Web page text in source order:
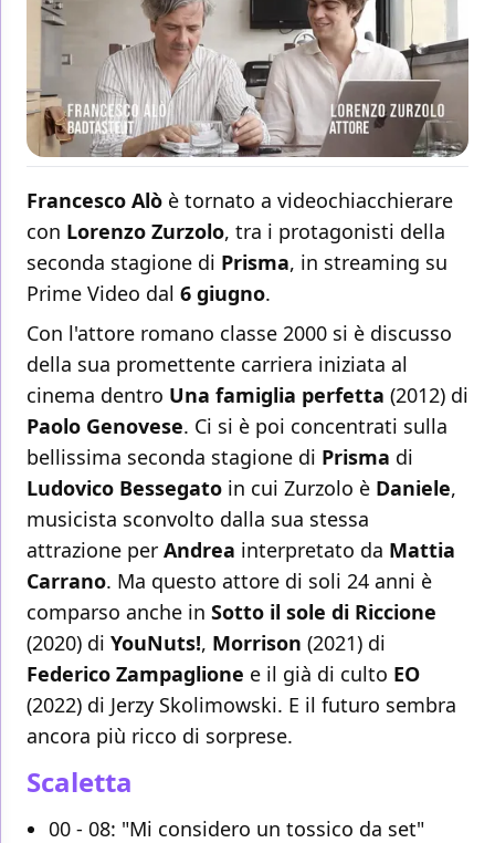
Francesco Alò è tornato a videochiacchierare
con Lorenzo Zurzolo, tra i protagonisti della
seconda stagione di Prisma, in streaming su
Prime Video dal 6 giugno.
Con l'attore romano classe 2000 si è discusso
della sua promettente carriera iniziata al
cinema dentro Una famiglia perfetta (2012) di
Paolo Genovese. Ci si è poi concentrati sulla
bellissima seconda stagione di Prisma di
Ludovico Bessegato in cui Zurzolo è Daniele,
musicista sconvolto dalla sua stessa
attrazione per Andrea interpretato da Mattia
Carrano. Ma questo attore di soli 24 anni è
comparso anche in Sotto il sole di Riccione
(2020) di YouNuts!, Morrison (2021) di
Federico Zampaglione e il già di culto EO
(2022) di Jerzy Skolimowski. E il futuro sembra
ancora più ricco di sorprese.
Scaletta
00 - 08: "Mi considero un tossico da set"